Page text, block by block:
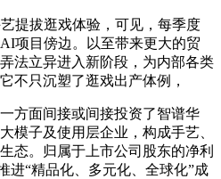
拔逛戏体验，可见，每季度
项目傍边。以至带来更大的贸
法立异进入新阶段，为内部各类
不只沉塑了逛戏出产体例，
面间接或间接投资了智谱华
模子及使用层企业，构成手艺、
态。归属于上市公司股东的净利
进“精品化、多元化、全球化”成